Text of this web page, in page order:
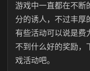
游戏中一直都在不断
分的诱人，不过丰厚
有些活动可以说是费
不到什么好的奖励，
戏活动吧。